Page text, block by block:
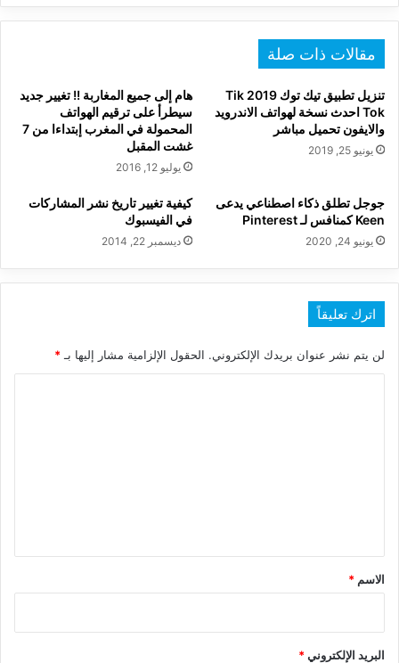
مقالات ذات صلة
تنزيل تطبيق تيك توك 2019 Tik
Tok احدث نسخة لهواتف الاندرويد
والايفون تحميل مباشر
يونيو 25, 2019
هام إلى جميع المغاربة !! تغيير جديد
سيطرأ على ترقيم الهواتف
المحمولة في المغرب إبتداءا من 7
غشت المقبل
يوليو 12, 2016
جوجل تطلق ذكاء اصطناعي يدعى
Keen كمنافس لـ Pinterest
يونيو 24, 2020
كيفية تغيير تاريخ نشر المشاركات
في الفيسبوك
ديسمبر 22, 2014
اترك تعليقاً
لن يتم نشر عنوان بريدك الإلكتروني. الحقول الإلزامية مشار إليها بـ *
*
الاسم *
البريد الإلكتروني*